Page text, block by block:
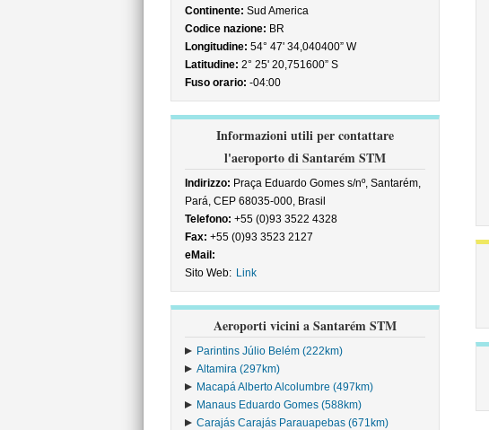
Continente: Sud America
Codice nazione: BR
Longitudine: 54° 47' 34,040400” W
Latitudine: 2° 25' 20,751600” S
Fuso orario: -04:00
Informazioni utili per contattare
l'aeroporto di Santarém STM
Indirizzo: Praça Eduardo Gomes s/nº, Santarém,
Pará, CEP 68035-000, Brasil
Telefono: +55 (0)93 3522 4328
Fax: +55 (0)93 3523 2127
eMail:
Sito Web: Link
Aeroporti vicini a Santarém STM
Parintins Júlio Belém (222km)
Altamira (297km)
Macapá Alberto Alcolumbre (497km)
Manaus Eduardo Gomes (588km)
Carajás Carajás Parauapebas (671km)